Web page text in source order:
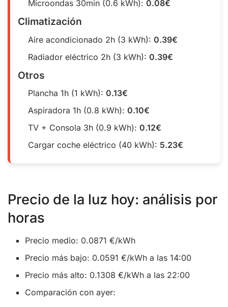
Microondas 30min (0.6 kWh): 0.08€
Climatización
Aire acondicionado 2h (3 kWh): 0.39€
Radiador eléctrico 2h (3 kWh): 0.39€
Otros
Plancha 1h (1 kWh): 0.13€
Aspiradora 1h (0.8 kWh): 0.10€
TV + Consola 3h (0.9 kWh): 0.12€
Cargar coche eléctrico (40 kWh): 5.23€
Precio de la luz hoy: análisis por
horas
Precio medio: 0.0871 €/kWh
Precio más bajo: 0.0591 €/kWh a las 14:00
Precio más alto: 0.1308 €/kWh a las 22:00
Comparación con ayer: